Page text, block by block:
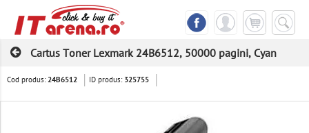
Cartus Toner Lexmark 24B6512, 50000 pagini, Cyan
Cod produs:24B6512 ID produs: 325755